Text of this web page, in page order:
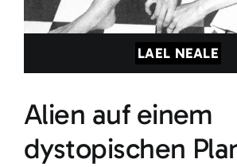
LAEL NEALE
Alien auf einem
dystopischen